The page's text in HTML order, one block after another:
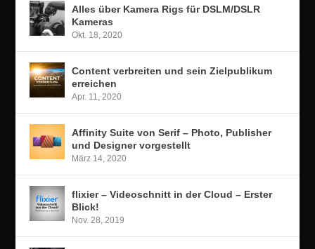
Alles über Kamera Rigs für DSLM/DSLR
Kameras
Okt. 18, 2020
Content verbreiten und sein Zielpublikum
erreichen
Apr. 11, 2020
Affinity Suite von Serif – Photo, Publisher
und Designer vorgestellt
März 14, 2020
flixier – Videoschnitt in der Cloud – Erster
Blick!
Nov. 28, 2019